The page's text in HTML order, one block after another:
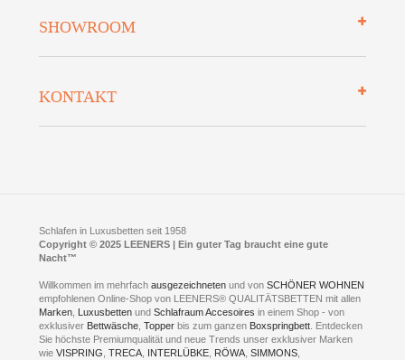
Finanzierung
Datenschutz
Preisgarantie
Presse
Jobs
SHOWROOM
Fotoalbum
Kontakt
KONTAKT
Neuer Showroom für unsere Onlineartikel.
Kontakt via:WhatsApp
Kontakt via:eMail
mögliche Zeiten für eine Showroom Terminreservierung
Schlafen in Luxusbetten seit 1958
Copyright © 2025 LEENERS | Ein guter Tag braucht eine gute
Nacht™
Willkommen im mehrfachausgezeichnetenund vonSCHÖNER WOHNEN
empfohlenen Online-Shop von LEENERS® QUALITÄTSBETTEN mit allen
Marken Luxusbetten undSchlafraum Accesoires in einem Shop - von
exklusiver Bettwäsche ,Topper bis zum ganzen Boxspringbett . Entdecken
Sie höchste Premiumqualität und neue Trends unser exklusiver Marken
wieVISPRING ,TRECA INTERLÜBKE RÖWA ,SIMMONS